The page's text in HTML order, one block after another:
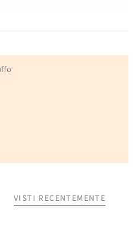
VISTI RECENTEMENTE